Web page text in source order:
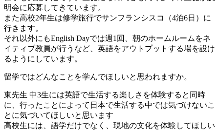
明会に応募してきています。
また高校2年生は修学旅行でサンフランシスコ（4泊6日）に
行きます。
それ以外にもEnglish Dayでは週1回、朝のホームルームをネ
イティブ教員が行うなど、英語をアウトプットする場を設け
るようにしています。
留学ではどんなことを学んでほしいと思われますか。
東先生 中3生には英語で生活する楽しさを体験すると同時
に、行ったことによって日本で生活する中では気づけないこ
とに気づいてほしいと思います
高校生には、語学だけでなく、現地の文化を体験してほしい